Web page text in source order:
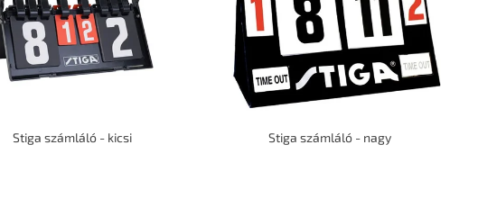
Stiga számláló - kicsi Stiga számláló - nagy